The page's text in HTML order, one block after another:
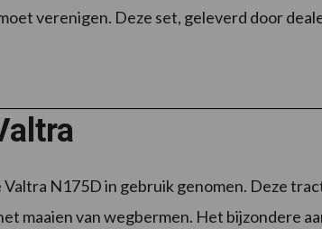
verenigen. Deze set, geleverd door
N175D in gebruik genomen. Deze
maaien van wegbermen. Het bijzondere